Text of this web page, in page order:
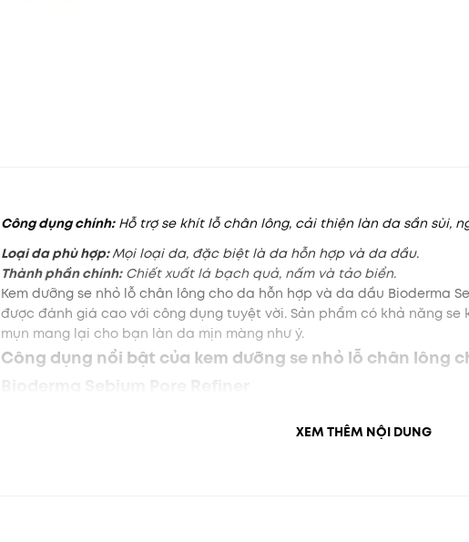
Công dụng chính:Hỗ trợ se khít lỗ chân lông, cải thiện làn da sần sùi,
Loại da phù hợp:Mọi loại da, đặc biệt là da hỗn hợp và da dầu.
Thành phần chính:Chiết xuất lá bạch quả, nấm và tảo biển.
Kem dưỡng se nhỏ lỗ chân lông cho da hỗn hợp và da dầu Bioderma
được đánh giá cao với công dụng tuyệt vời. Sản phẩm có khả năng
mụn mang lại cho bạn làn da mịn màng như ý.
Công dụng nổi bật của kem dưỡng se nhỏ lỗ chân lông
Hạn chế tình trạng vi khuẩn tấn công gây viêm nhiễm, nổi mụn.
XEM THÊM NỘI DUNG